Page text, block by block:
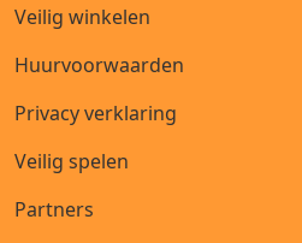
Veilig winkelen
Huurvoorwaarden
Privacy verklaring
Veilig spelen
Partners